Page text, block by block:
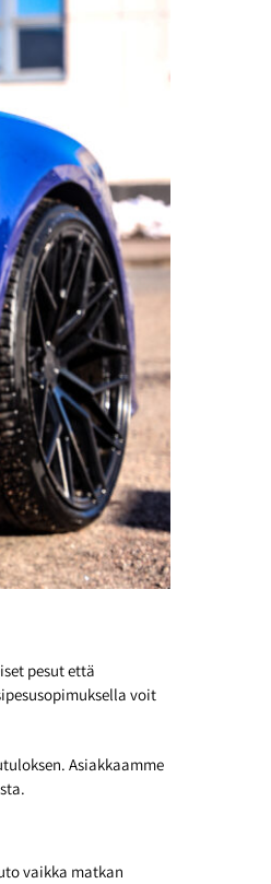
pesut että
voit
Asiakkaamme
vaikka matkan